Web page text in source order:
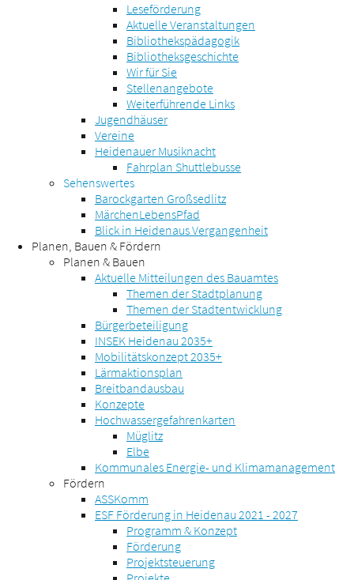
Leseförderung
Aktuelle Veranstaltungen
Bibliothekspädagogik
Bibliotheksgeschichte
Wir für Sie
Stellenangebote
Weiterführende Links
Jugendhäuser
Vereine
Heidenauer Musiknacht
Fahrplan Shuttlebusse
Sehenswertes
Barockgarten Großsedlitz
MärchenLebensPfad
Blick in Heidenaus Vergangenheit
Planen, Bauen & Fördern
Planen & Bauen
Aktuelle Mitteilungen des Bauamtes
Themen der Stadtplanung
Themen der Stadtentwicklung
Bürgerbeteiligung
INSEK Heidenau 2035+
Mobilitätskonzept 2035+
Lärmaktionsplan
Breitbandausbau
Konzepte
Hochwassergefahrenkarten
Müglitz
Elbe
Kommunales Energie- und Klimamanagement
Fördern
ASSKomm
ESF Förderung in Heidenau 2021 - 2027
Programm & Konzept
Förderung
Projektsteuerung